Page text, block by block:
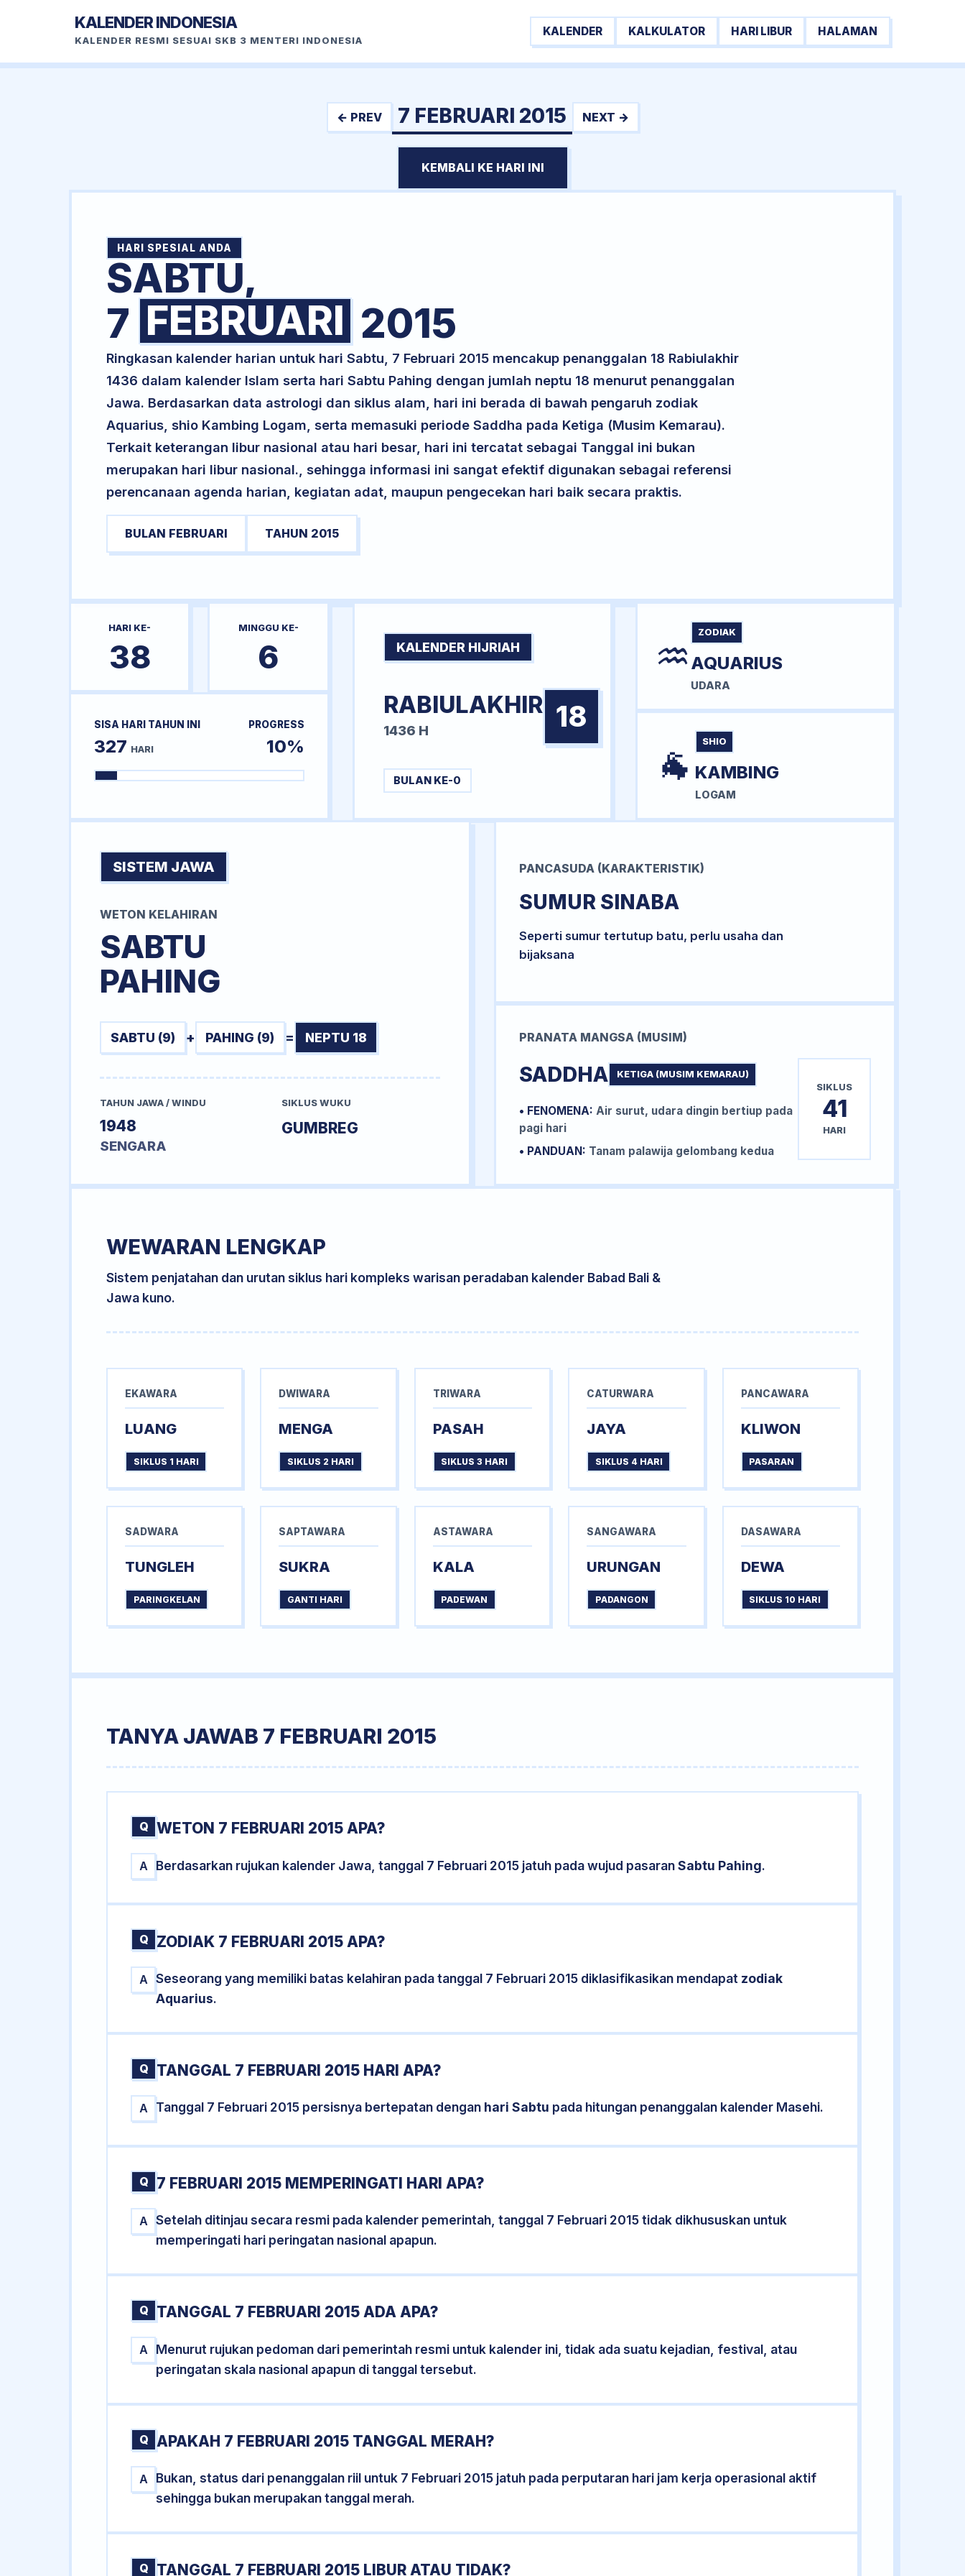
KALENDER INDONESIA
KALENDER RESMI SESUAI SKB 3 MENTERI INDONESIA
KALENDER KALKULATOR HARI LIBUR HALAMAN
← PREV 7 FEBRUARI 2015 NEXT →
KEMBALI KE HARI INI
HARI SPESIAL ANDA
SABTU,
7 FEBRUARI 2015
Ringkasan kalender harian untuk hari Sabtu, 7 Februari 2015 mencakup penanggalan 18 Rabiulakhir
1436 dalam kalender Islam serta hari Sabtu Pahing dengan jumlah neptu 18 menurut penanggalan
Jawa. Berdasarkan data astrologi dan siklus alam, hari ini berada di bawah pengaruh zodiak
Aquarius, shio Kambing Logam, serta memasuki periode Saddha pada Ketiga (Musim Kemarau).
Terkait keterangan libur nasional atau hari besar, hari ini tercatat sebagai Tanggal ini bukan
merupakan hari libur nasional., sehingga informasi ini sangat efektif digunakan sebagai referensi
perencanaan agenda harian, kegiatan adat, maupun pengecekan hari baik secara praktis.
BULAN FEBRUARI TAHUN 2015
HARI KE-
38
MINGGU KE-
6
SISA HARI TAHUN INI
327 HARI
PROGRESS
10%
KALENDER HIJRIAH
RABIULAKHIR
1436 H 18
BULAN KE-0
♒ ZODIAK
AQUARIUS
UDARA
🐐 SHIO
KAMBING
LOGAM
SISTEM JAWA
WETON KELAHIRAN
SABTU
PAHING
SABTU (9) + PAHING (9) = NEPTU 18
TAHUN JAWA / WINDU
1948
SENGARA
SIKLUS WUKU
GUMBREG
PANCASUDA (KARAKTERISTIK)
SUMUR SINABA
Seperti sumur tertutup batu, perlu usaha dan
bijaksana
PRANATA MANGSA (MUSIM)
SADDHA KETIGA (MUSIM KEMARAU)
• FENOMENA: Air surut, udara dingin bertiup pada
pagi hari
• PANDUAN: Tanam palawija gelombang kedua
SIKLUS
41
HARI
WEWARAN LENGKAP
Sistem penjatahan dan urutan siklus hari kompleks warisan peradaban kalender Babad Bali &
Jawa kuno.
EKAWARA
LUANG
SIKLUS 1 HARI
DWIWARA
MENGA
SIKLUS 2 HARI
TRIWARA
PASAH
SIKLUS 3 HARI
CATURWARA
JAYA
SIKLUS 4 HARI
PANCAWARA
KLIWON
PASARAN
SADWARA
TUNGLEH
PARINGKELAN
SAPTAWARA
SUKRA
GANTI HARI
ASTAWARA
KALA
PADEWAN
SANGAWARA
URUNGAN
PADANGON
DASAWARA
DEWA
SIKLUS 10 HARI
TANYA JAWAB 7 FEBRUARI 2015
Q WETON 7 FEBRUARI 2015 APA?
A Berdasarkan rujukan kalender Jawa, tanggal 7 Februari 2015 jatuh pada wujud pasaranSabtu Pahing.
Q ZODIAK 7 FEBRUARI 2015 APA?
A Seseorang yang memiliki batas kelahiran pada tanggal 7 Februari 2015 diklasifikasikan mendapat zodiak
Aquarius.
Q TANGGAL 7 FEBRUARI 2015 HARI APA?
A Tanggal 7 Februari 2015 persisnya bertepatan dengan hari Sabtu pada hitungan penanggalan kalender Masehi.
Q 7 FEBRUARI 2015 MEMPERINGATI HARI APA?
A Setelah ditinjau secara resmi pada kalender pemerintah, tanggal 7 Februari 2015 tidak dikhususkan untuk
memperingati hari peringatan nasional apapun.
Q TANGGAL 7 FEBRUARI 2015 ADA APA?
A
Menurut rujukan pedoman dari pemerintah resmi untuk kalender ini, tidak ada suatu kejadian, festival, atau
peringatan skala nasional apapun di tanggal tersebut.
Q APAKAH 7 FEBRUARI 2015 TANGGAL MERAH?
A
Bukan, status dari penanggalan riil untuk 7 Februari 2015 jatuh pada perputaran hari jam kerja operasional aktif
sehingga bukan merupakan tanggal merah.
Q TANGGAL 7 FEBRUARI 2015 LIBUR ATAU TIDAK?